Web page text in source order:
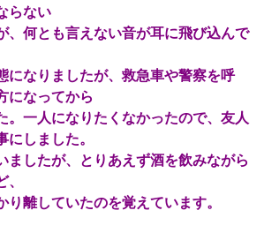
らない
、何とも言えない音が耳に飛び込んで
になりましたが、救急車や警察を呼
になってから
。一人になりたくなかったので、友人
しました。
ましたが、とりあえず酒を飲みながら
り離していたのを覚えています。